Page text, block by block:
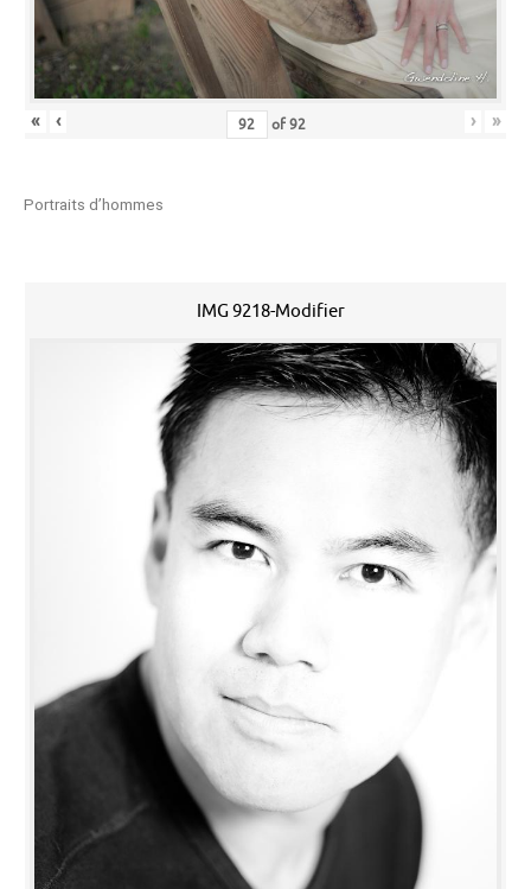
« ‹ of92 › »
Portraits d’hommes
IMG 9218-Modifier